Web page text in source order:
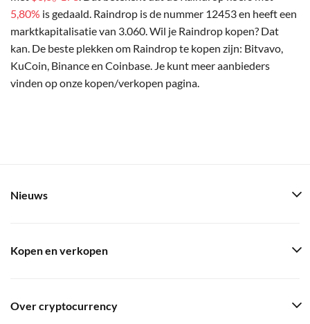
5,80% is gedaald. Raindrop is de nummer 12453 en heeft een
marktkapitalisatie van 3.060. Wil je Raindrop kopen? Dat
kan. De beste plekken om Raindrop te kopen zijn: Bitvavo,
KuCoin, Binance en Coinbase. Je kunt meer aanbieders
vinden op onze kopen/verkopen pagina.
Nieuws
Kopen en verkopen
Over cryptocurrency